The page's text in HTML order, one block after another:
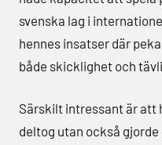
svenska lag i
hennes insatser där
både skicklighet och
Särskilt intressant är att
deltog utan också